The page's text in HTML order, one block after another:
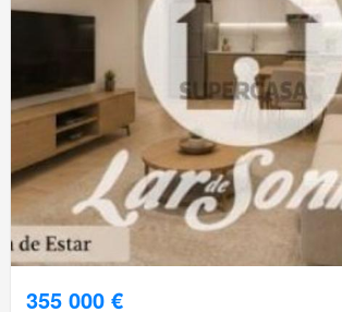
355 000 €